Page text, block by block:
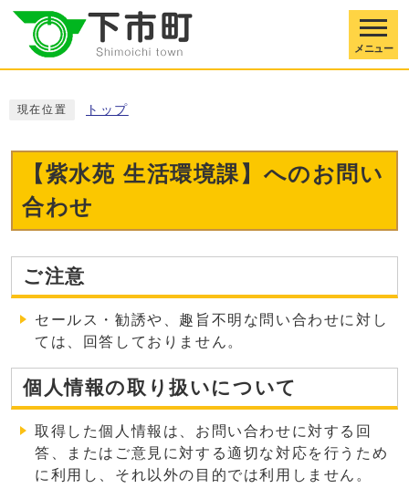
メニュー
現在位置 トップ
【紫水苑 生活環境課】へのお問い
合わせ
ご注意
セールス・勧誘や、趣旨不明な問い合わせに対し
ては、回答しておりません。
個人情報の取り扱いについて
取得した個人情報は、お問い合わせに対する回
答、またはご意見に対する適切な対応を行うため
に利用し、それ以外の目的では利用しません 。